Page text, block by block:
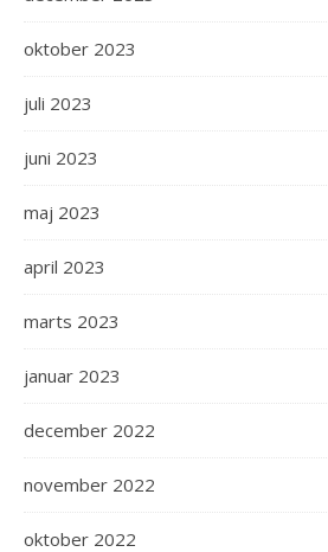
oktober 2023
juli 2023
juni 2023
maj 2023
april 2023
marts 2023
januar 2023
december 2022
november 2022
oktober 2022